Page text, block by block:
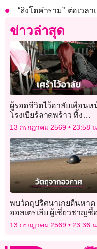
“สิงโตคำราม” ต่อเวล
ข่าวล่าสุด
ผู้รอดชีวิตไว้อาลัยเพื่อนห
โรงเบียร์ลาดพร้าว ทิ้ง
รองเท้าไว้ดูต่างหน้า ยอดดั
28 ราย!
13 กรกฎาคม 2569 23:58
พบวัตถุปริศนาเกยตื้นหาด
ออสเตรเลีย ผู้เชี่ยวชาญชี้
เป็นขยะอวกาศ
13 กรกฎาคม 2569 23:36 น.